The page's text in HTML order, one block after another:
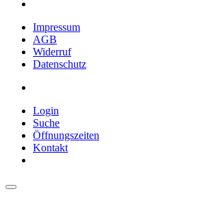
Impressum
AGB
Widerruf
Datenschutz
Login
Suche
Öffnungszeiten
Kontakt